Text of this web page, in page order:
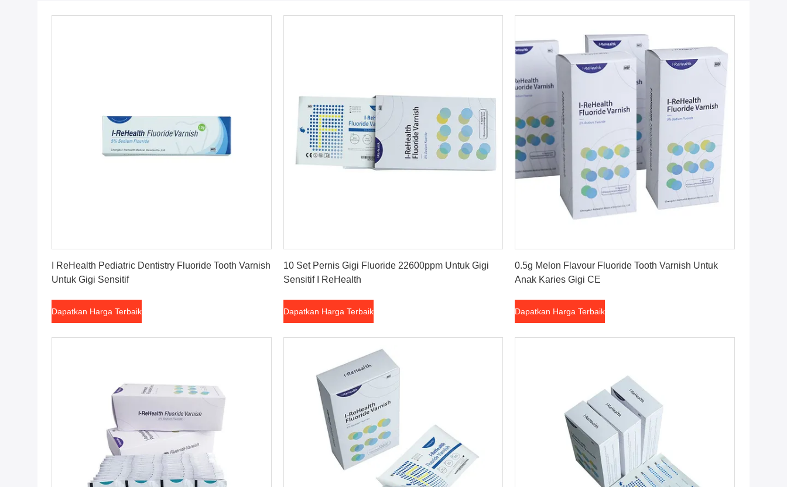
I ReHealth Pediatric Dentistry Fluoride Tooth Varnish
Untuk Gigi Sensitif
Dapatkan Harga Terbaik
10 Set Pernis Gigi Fluoride 22600ppm Untuk Gigi
Sensitif I ReHealth
Dapatkan Harga Terbaik
0.5g Melon Flavour Fluoride Tooth Varnish Untuk
Anak Karies Gigi CE
Dapatkan Harga Terbaik